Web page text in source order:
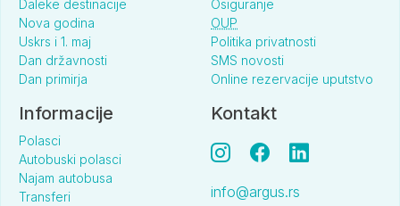
Daleke destinacije
Nova godina
Uskrs i 1. maj
Dan državnosti
Dan primirja
Osiguranje
OUP
Politika privatnosti
SMS novosti
Online rezervacije uputstvo
Informacije
Polasci
Autobuski polasci
Najam autobusa
Transferi
Kontakt
info@argus.rs